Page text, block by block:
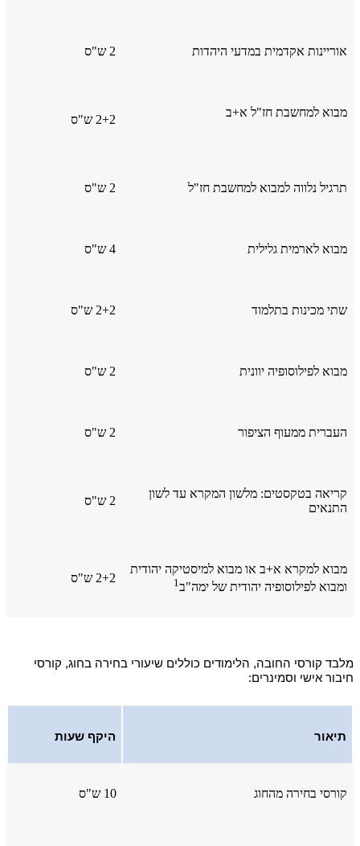
אוריינות אקדמית במדעי היהדות 2 ש"ס
מבוא למחשבת חז"ל א+ב
2+2 ש"ס
תרגיל נלווה למבוא למחשבת חז"ל 2 ש"ס
מבוא לארמית גלילית 4 ש"ס
שתי מכינות בתלמוד 2+2 ש"ס
מבוא לפילוסופיה יוונית 2 ש"ס
העברית ממעוף הציפור 2 ש"ס
קריאה בטקסטים: מלשון המקרא עד לשון
התנאים
2 ש"ס
מבוא למקרא א+ב או מבוא למיסטיקה יהודית
ומבוא לפילוסופיה יהודית של ימה"ב 1 2+2 ש"ס
מלבד קורסי החובה, הלימודים כוללים שיעורי בחירה בחוג, קורסי
חיבור אישי וסמינרים:
תיאור היקף שעות
קורסי בחירה מהחוג 10 ש"ס